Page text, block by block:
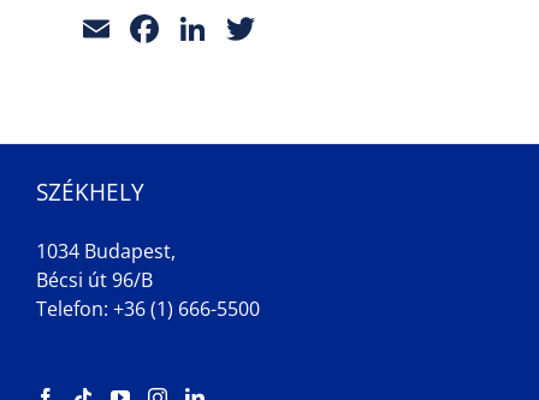
EmailFacebook
LinkedIn
SZÉKHELY
1034 Budapest,
Bécsi út 96/B
Telefon: +36 (1) 666-5500